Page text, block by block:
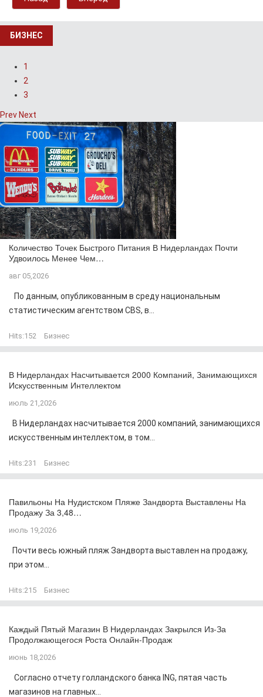
БИЗНЕС
1
2
3
Prev Next
Количество Точек Быстрого Питания В Нидерландах Почти
Удвоилось Менее Чем…
авг 05,2026
По данным, опубликованным в среду национальным
статистическим агентством CBS, в...
Hits:152 Бизнес
В Нидерландах Насчитывается 2000 Компаний, Занимающихся
Искусственным Интеллектом
июль 21,2026
В Нидерландах насчитывается 2000 компаний, занимающихся
искусственным интеллектом, в том...
Hits:231 Бизнес
Павильоны На Нудистском Пляже Зандворта Выставлены На
Продажу За 3,48…
июль 19,2026
Почти весь южный пляж Зандворта выставлен на продажу,
при этом...
Hits:215 Бизнес
Каждый Пятый Магазин В Нидерландах Закрылся Из-За
Продолжающегося Роста Онлайн-Продаж
июнь 18,2026
Согласно отчету голландского банка ING, пятая часть
магазинов на главных...